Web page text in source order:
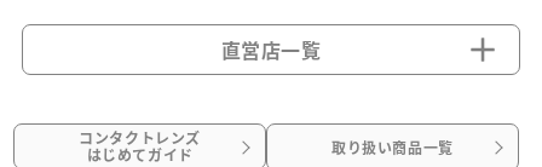
直営店一覧
コンタクトレンズ
はじめてガイド 取り扱い商品一覧